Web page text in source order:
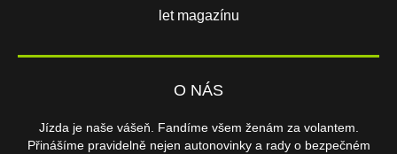
let magazínu
O NÁS
Jízda je naše vášeň. Fandíme všem ženám za volantem.
Přinášíme pravidelně nejen autonovinky a rady o bezpečném